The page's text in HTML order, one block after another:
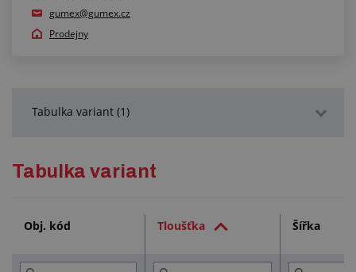
gumex@gumex.cz
Prodejny
Tabulka variant (1)
Tabulka variant
Obj. kód Tloušťka Šířka